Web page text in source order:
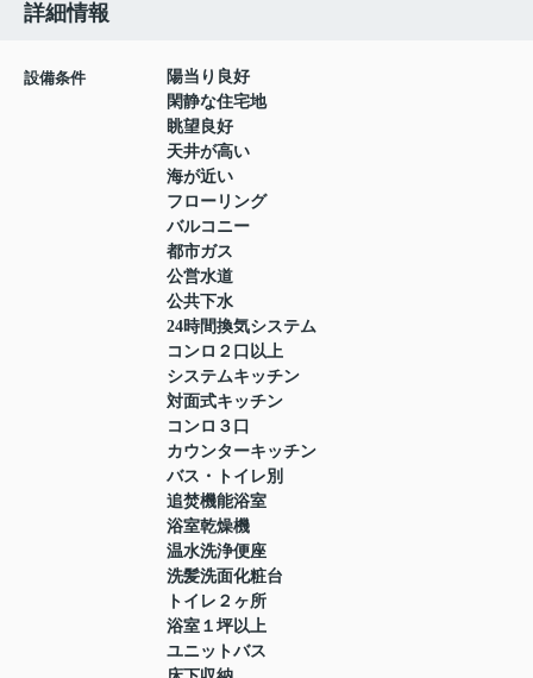
詳細情報
設備条件
陽当り良好
閑静な住宅地
眺望良好
天井が高い
海が近い
フローリング
バルコニー
都市ガス
公営水道
公共下水
24時間換気システム
コンロ２口以上
システムキッチン
対面式キッチン
コンロ３口
カウンターキッチン
バス・トイレ別
追焚機能浴室
浴室乾燥機
温水洗浄便座
洗髪洗面化粧台
トイレ２ヶ所
浴室１坪以上
ユニットバス